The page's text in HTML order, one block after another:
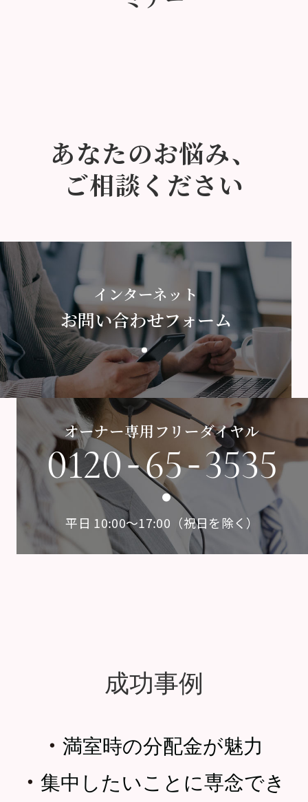
あなたのお悩み、
ご相談ください
インターネット
お問い合わせフォーム
オーナー専用フリーダイヤル
0120-65-3535
平日 10:00〜17:00（祝日を除く）
成功事例
・ 満室時の分配金が魅力
・ 集中したいことに専念でき